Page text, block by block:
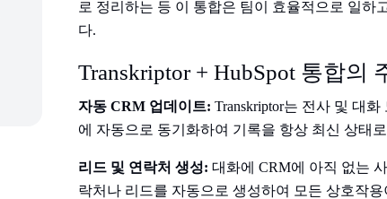
로 정리하는 등 이 통합은 팀이 효율적으로 일하
다.
Transkriptor + HubSpot 통합의
자동 CRM 업데이트: Transkriptor는 전사 및 대
에 자동으로 동기화하여 기록을 항상 최신 상태
리드 및 연락처 생성: 대화에 CRM에 아직 없는
락처나 리드를 자동으로 생성하여 모든 상호작